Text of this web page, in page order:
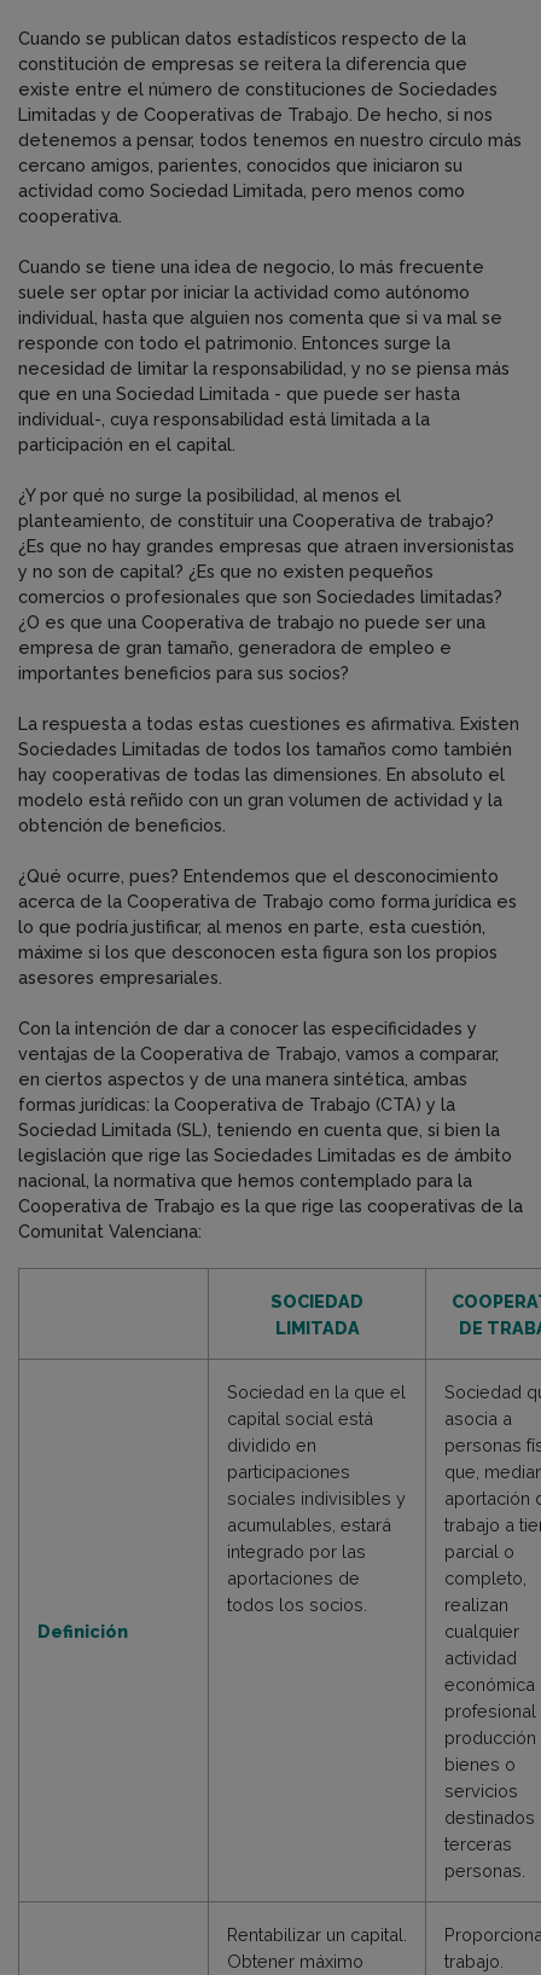
Cuando se publican datos estadísticos respecto de la
constitución de empresas se reitera la diferencia que
existe entre el número de constituciones de Sociedades
Limitadas y de Cooperativas de Trabajo. De hecho, si nos
detenemos a pensar, todos tenemos en nuestro círculo más
cercano amigos, parientes, conocidos que iniciaron su
actividad como Sociedad Limitada, pero menos como
cooperativa.
Cuando se tiene una idea de negocio, lo más frecuente
suele ser optar por iniciar la actividad como autónomo
individual, hasta que alguien nos comenta que si va mal se
responde con todo el patrimonio. Entonces surge la
necesidad de limitar la responsabilidad, y no se piensa más
que en una Sociedad Limitada - que puede ser hasta
individual-, cuya responsabilidad está limitada a la
participación en el capital.
¿Y por qué no surge la posibilidad, al menos el
planteamiento, de constituir una Cooperativa de trabajo?
¿Es que no hay grandes empresas que atraen inversionistas
y no son de capital? ¿Es que no existen pequeños
comercios o profesionales que son Sociedades limitadas?
¿O es que una Cooperativa de trabajo no puede ser una
empresa de gran tamaño, generadora de empleo e
importantes beneficios para sus socios?
La respuesta a todas estas cuestiones es afirmativa. Existen
Sociedades Limitadas de todos los tamaños como también
hay cooperativas de todas las dimensiones. En absoluto el
modelo está reñido con un gran volumen de actividad y la
obtención de beneficios.
¿Qué ocurre, pues? Entendemos que el desconocimiento
acerca de la Cooperativa de Trabajo como forma jurídica es
lo que podría justificar, al menos en parte, esta cuestión,
máxime si los que desconocen esta figura son los propios
asesores empresariales.
Con la intención de dar a conocer las especificidades y
ventajas de la Cooperativa de Trabajo, vamos a comparar,
en ciertos aspectos y de una manera sintética, ambas
formas jurídicas: la Cooperativa de Trabajo (CTA) y la
Sociedad Limitada (SL), teniendo en cuenta que, si bien la
legislación que rige las Sociedades Limitadas es de ámbito
nacional, la normativa que hemos contemplado para la
Cooperativa de Trabajo es la que rige las cooperativas de la
Comunitat Valenciana:
SOCIEDAD
LIMITADA
DE
Definición
Sociedad en la que el
capital social está
dividido en
participaciones
sociales indivisibles y
acumulables, estará
integrado por las
aportaciones de
todos los socios.
Sociedad
asocia a
personas
que,
aportación
trabajo a
parcial o
completo,
realizan
cualquier
actividad
económica
profesional
producción
bienes o
servicios
destinados
terceras
personas.
Rentabilizar un capital.
Obtener máximo
trabajo.